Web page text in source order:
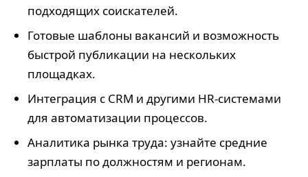
подходящих соискателей.
Готовые шаблоны вакансий и возможность
быстрой публикации на нескольких
площадках.
Интеграция с CRM и другими HR-системами
для автоматизации процессов.
Аналитика рынка труда: узнайте средние
зарплаты по должностям и регионам.